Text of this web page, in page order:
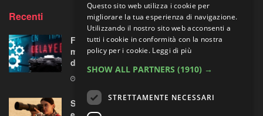
Recenti
Fujifilm X-T6: cambio di programma a Parigi,
ma all’orizzonte si intravede una “doppietta”
di ottiche XF
Sony guarda lontano senza chiedere troppo:
Questo sito web utilizza i cookie per
migliorare la tua esperienza di navigazione.
Utilizzando il nostro sito web acconsenti a
tutti i cookie in conformità con la nostra
policy per i cookie. Leggi di più
SHOW ALL PARTNERS (1910) →
STRETTAMENTE NECESSARI